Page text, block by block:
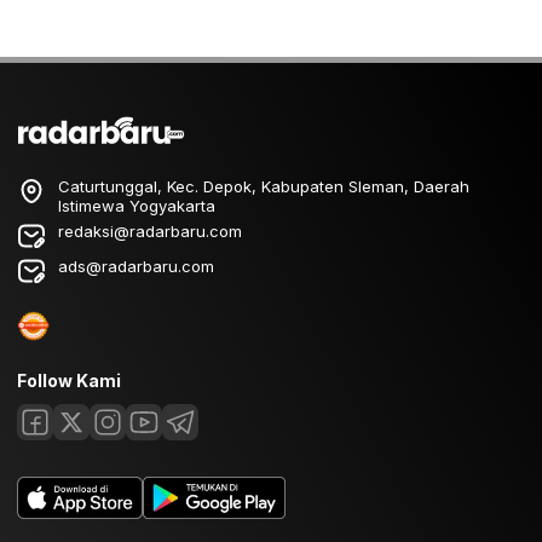
Caturtunggal, Kec. Depok, Kabupaten Sleman, Daerah
Istimewa Yogyakarta
redaksi@radarbaru.com
ads@radarbaru.com
Follow Kami